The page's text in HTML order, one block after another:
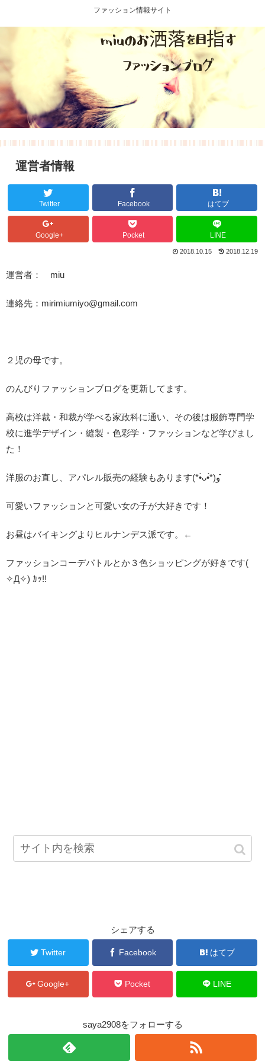
ファッション情報サイト
運営者情報
Twitter Facebook はてブ
Google+ Pocket LINE
2018.10.15 2018.12.19
運営者： miu
連絡先：mirimiumiyo@gmail.com
２児の母です。
のんびりファッションブログを更新してます。
高校は洋裁・和裁が学べる家政科に通い、その後は服飾専門学
校に進学デザイン・縫製・色彩学・ファッションなど学びまし
た！
洋服のお直し、アパレル販売の経験もあります(*•̀ᴗ•́*)و ̑̑
可愛いファッションと可愛い女の子が大好きです！
お昼はバイキングよりヒルナンデス派です。←
ファッションコーデバトルとか３色ショッピングが好きです(
✧Д✧) ｶｯ!!
シェアする
Twitter Facebook はてブ
Google+ Pocket LINE
saya2908をフォローする